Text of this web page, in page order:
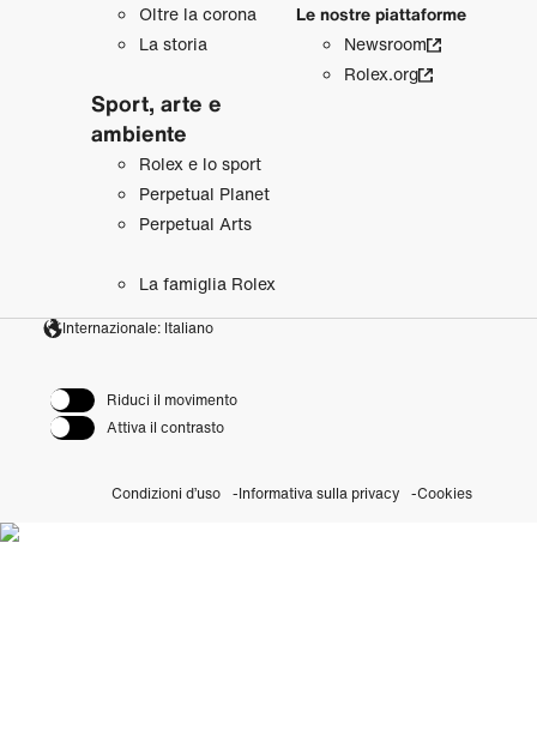
Oltre la corona
La storia
Sport, arte e
ambiente
Rolex e lo sport
Perpetual Planet
Perpetual Arts
La famiglia Rolex
Le nostre piattaforme
Newsroom
Rolex.org
Internazionale: Italiano
Riduci il movimento
Attiva il contrasto
Condizioni d’uso Informativa sulla privacy Cookies